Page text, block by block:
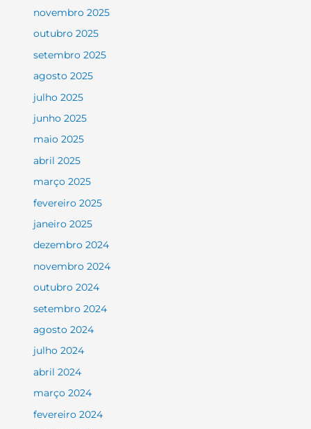
novembro 2025
outubro 2025
setembro 2025
agosto 2025
julho 2025
junho 2025
maio 2025
abril 2025
março 2025
fevereiro 2025
janeiro 2025
dezembro 2024
novembro 2024
outubro 2024
setembro 2024
agosto 2024
julho 2024
abril 2024
março 2024
fevereiro 2024